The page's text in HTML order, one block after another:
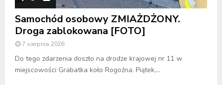
Samochód osobowy ZMIAŻDŻONY.
Droga zablokowana [FOTO]
7 sierpnia 2026
Do tego zdarzenia doszło na drodze krajowej nr 11 w
miejscowości Grabatka koło Rogoźna. Piątek,...